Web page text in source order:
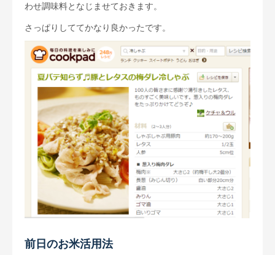
わせ調味料となじませておきます。
さっぱりしててかなり良かったです。
前日のお米活用法